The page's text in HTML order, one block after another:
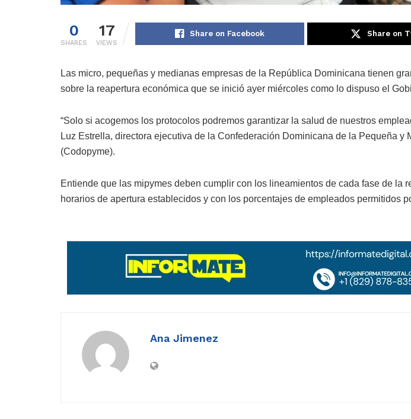
0
SHARES
17
VIEWS
Share on Facebook Share on
Las micro, pequeñas y medianas empresas de la República Dominicana tienen
sobre la reapertura económica que se inició ayer miércoles como lo dispuso el
“Solo si acogemos los protocolos podremos garantizar la salud de nuestros
Luz Estrella, directora ejecutiva de la Confederación Dominicana de la Pequeña y
(Codopyme).
Entiende que las mipymes deben cumplir con los lineamientos de cada fase de la
horarios de apertura establecidos y con los porcentajes de empleados permitidos
Ana Jimenez